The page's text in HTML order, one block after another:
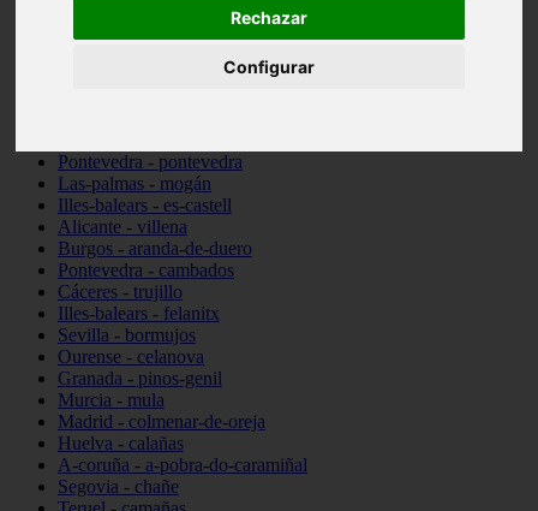
Rechazar
Configurar
Illes-balears - sant-josep-de-sa-talaia
Pontevedra - pontevedra
Las-palmas - mogán
Illes-balears - es-castell
Alicante - villena
Burgos - aranda-de-duero
Pontevedra - cambados
Cáceres - trujillo
Illes-balears - felanitx
Sevilla - bormujos
Ourense - celanova
Granada - pinos-genil
Murcia - mula
Madrid - colmenar-de-oreja
Huelva - calañas
A-coruña - a-pobra-do-caramiñal
Segovia - chañe